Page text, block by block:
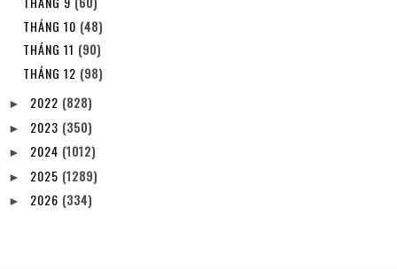
THÁNG 10 (48)
THÁNG 11 (90)
THÁNG 12 (98)
► 2022 (828)
► 2023 (350)
► 2024 (1012)
► 2025 (1289)
► 2026 (334)